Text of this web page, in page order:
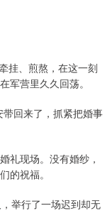
挂、煎熬，在这一刻
军营里久久回荡。
回来了，抓紧把婚事
礼现场。没有婚纱，
的祝福。
举行了一场迟到却无